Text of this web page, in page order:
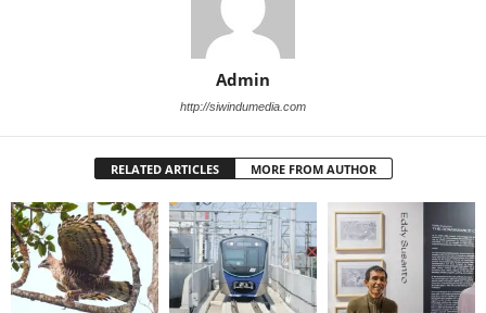
Admin
http://siwindumedia.com
RELATED ARTICLES MORE FROM AUTHOR